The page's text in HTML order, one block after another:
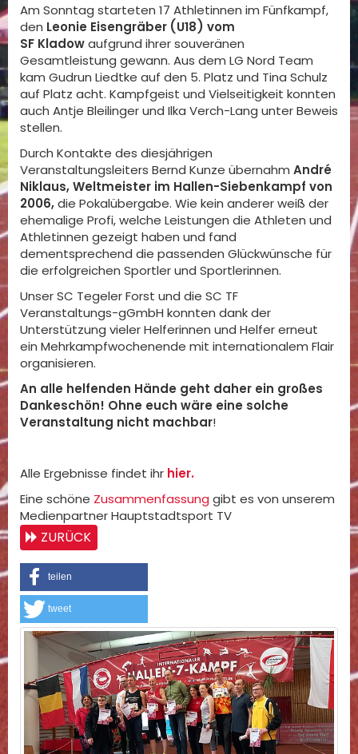
Am Sonntag starteten 17 Athletinnen im Fünfkampf,
den Leonie Eisengräber (U18) vom
SF Kladowaufgrund ihrer souveränen
Gesamtleistung gewann. Aus dem LG Nord Team
kam Gudrun Liedtke auf den 5. Platz und Tina Schulz
auf Platz acht. Kampfgeist und Vielseitigkeit konnten
auch Antje Bleilinger und Ilka Verch-Lang unter Beweis
stellen.
Durch Kontakte des diesjährigen
Veranstaltungsleiters Bernd Kunze übernahm André
Niklaus, Weltmeister im Hallen-Siebenkampf von
2006,die Pokalübergabe. Wie kein anderer weiß der
ehemalige Profi, welche Leistungen die Athleten und
Athletinnen gezeigt haben und fand
dementsprechend die passenden Glückwünsche für
die erfolgreichen Sportler und Sportlerinnen.
Unser SC Tegeler Forst und die SC TF
Veranstaltungs-gGmbH konnten dank der
Unterstützung vieler Helferinnen und Helfer erneut
ein Mehrkampfwochenende mit internationalem Flair
organisieren.
An alle helfenden Hände geht daher ein großes
Dankeschön! Ohne euch wäre eine solche
Veranstaltung nicht machbar!
Alle Ergebnisse findet ihr hier.
Eine schöne Zusammenfassung gibt es von unserem
Medienpartner Hauptstadtsport TV
ZURÜCK
teilen
tweet